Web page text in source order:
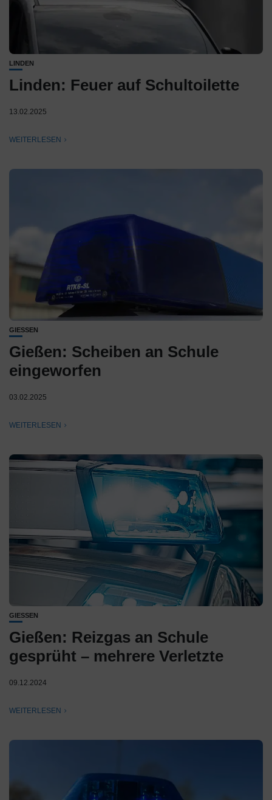
LINDEN
Linden: Feuer auf Schultoilette
13.02.2025
WEITERLESEN
GIESSEN
Gießen: Scheiben an Schule
eingeworfen
03.02.2025
WEITERLESEN
GIESSEN
Gießen: Reizgas an Schule
gesprüht – mehrere Verletzte
09.12.2024
WEITERLESEN